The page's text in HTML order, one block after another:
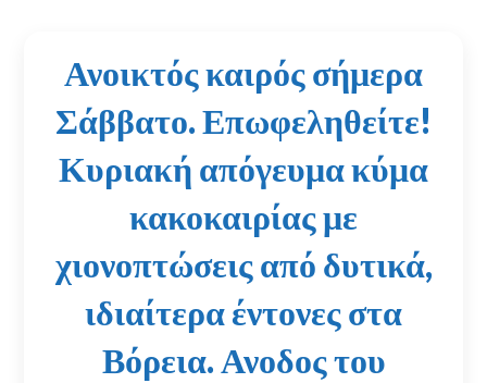
Ανοικτός καιρός σήμερα
Σάββατο. Επωφεληθείτε!
Κυριακή απόγευμα κύμα
κακοκαιρίας με
χιονοπτώσεις από δυτικά,
ιδιαίτερα έντονες στα
Βόρεια. Ανοδος του